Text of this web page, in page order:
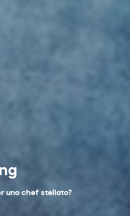
uno chef stellato?